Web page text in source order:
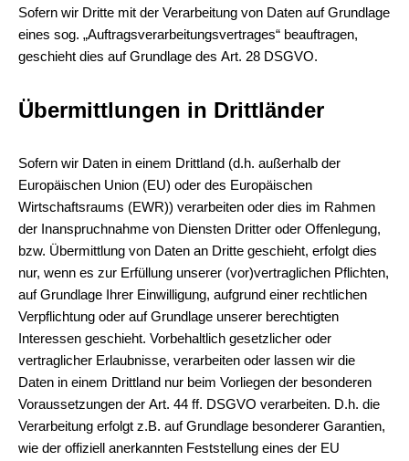
Sofern wir Dritte mit der Verarbeitung von Daten auf Grundlage
eines sog. „Auftragsverarbeitungsvertrages“ beauftragen,
geschieht dies auf Grundlage des Art. 28 DSGVO.
Übermittlungen in Drittländer
Sofern wir Daten in einem Drittland (d.h. außerhalb der
Europäischen Union (EU) oder des Europäischen
Wirtschaftsraums (EWR)) verarbeiten oder dies im Rahmen
der Inanspruchnahme von Diensten Dritter oder Offenlegung,
bzw. Übermittlung von Daten an Dritte geschieht, erfolgt dies
nur, wenn es zur Erfüllung unserer (vor)vertraglichen Pflichten,
auf Grundlage Ihrer Einwilligung, aufgrund einer rechtlichen
Verpflichtung oder auf Grundlage unserer berechtigten
Interessen geschieht. Vorbehaltlich gesetzlicher oder
vertraglicher Erlaubnisse, verarbeiten oder lassen wir die
Daten in einem Drittland nur beim Vorliegen der besonderen
Voraussetzungen der Art. 44 ff. DSGVO verarbeiten. D.h. die
Verarbeitung erfolgt z.B. auf Grundlage besonderer Garantien,
wie der offiziell anerkannten Feststellung eines der EU